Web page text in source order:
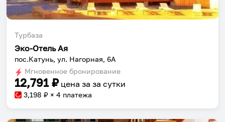
Турбаза
Эко-Отель Ая
пос.Катунь, ул. Нагорная, 6А
Мгновенное бронирование
12,791₽ цена за за сутки
3,198 ₽ × 4 платежа